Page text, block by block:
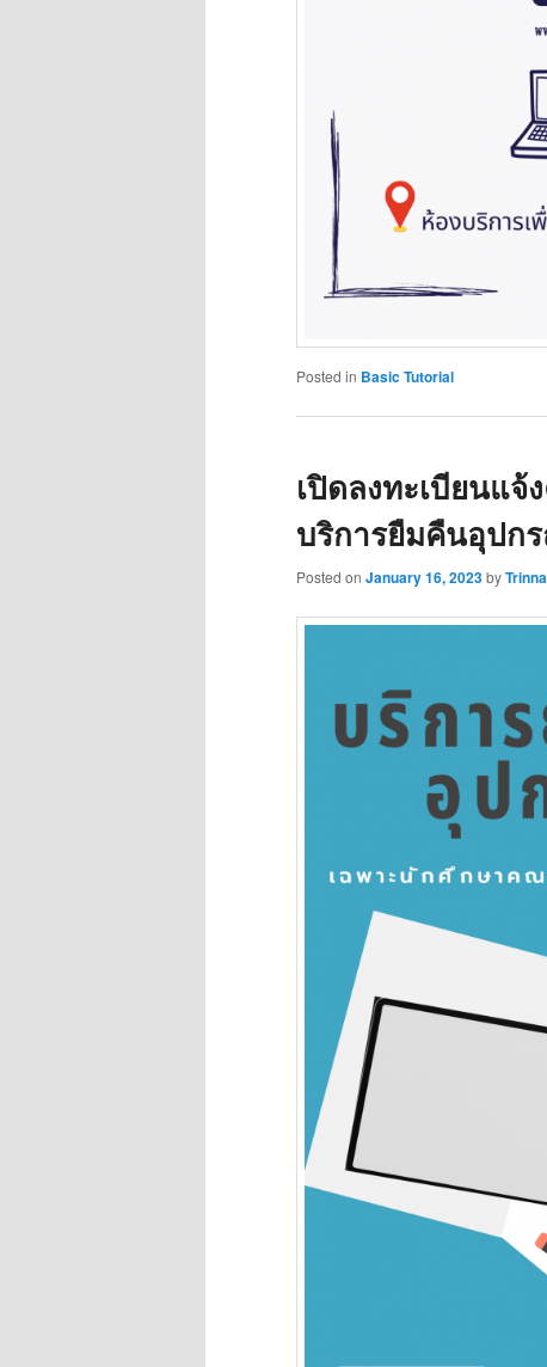
Posted in Basic Tutorial
เปิดลงทะเบียนแจ้
บริการยืมคืนอุปก
Posted on January 16, 2023by